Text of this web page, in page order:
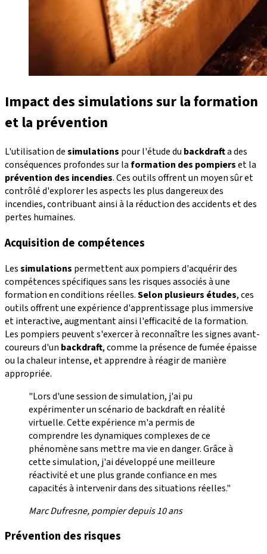
Impact des simulations sur la formation
et la prévention
L'utilisation desimulations pour l'étude du backdrafta des
conséquences profondes sur laformation des pompierset la
prévention des incendies. Ces outils offrent un moyen sûr et
contrôlé d'explorer les aspects les plus dangereux des
incendies, contribuant ainsi à la réduction des accidents et des
pertes humaines.
Acquisition de compétences
Lessimulations permettent aux pompiers d'acquérir des
compétences spécifiques sans les risques associés à une
formation en conditions réelles.Selon plusieurs études, ces
outils offrent une expérience d'apprentissage plus immersive
et interactive, augmentant ainsi l'efficacité de la formation.
Les pompiers peuvent s'exercer à reconnaître les signes avant-
coureurs d'un backdraft, comme la présence de fumée épaisse
ou la chaleur intense, et apprendre à réagir de manière
appropriée.
"Lors d'une session de simulation, j'ai pu
expérimenter un scénario de backdraft en réalité
virtuelle. Cette expérience m'a permis de
comprendre les dynamiques complexes de ce
phénomène sans mettre ma vie en danger. Grâce à
cette simulation, j'ai développé une meilleure
réactivité et une plus grande confiance en mes
capacités à intervenir dans des situations réelles."
Marc Dufresne, pompier depuis 10 ans
Prévention des risques